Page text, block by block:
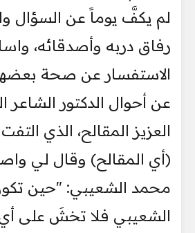
لم يكفَّ يوماً عن السؤال
رفاق دربه وأصدقائه،
الاستفسار عن صحة
عن أحوال الدكتور الشاعر
العزيز المقالح، الذي
(أي المقالح) وقال لي
محمد الشعيبي: "حين
الشعيبي فلا تخشَ على